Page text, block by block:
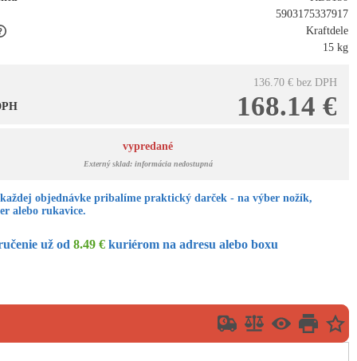
5903175337917
Kraftdele
15 kg
136.70 € bez DPH
168.14 €
vypredané
Externý sklad: informácia nedostupná
objednávke pribalíme praktický darček - na výber nožík,
alebo rukavice.
už od8.49 € kuriérom na adresu alebo boxu